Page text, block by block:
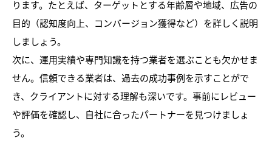
ります。たとえば、ターゲットとする年齢層や地域、広告の
目的（認知度向上、コンバージョン獲得など）を詳しく説明
しましょう。
次に、運用実績や専門知識を持つ業者を選ぶことも欠かせま
せん。信頼できる業者は、過去の成功事例を示すことがで
き、クライアントに対する理解も深いです。事前にレビュー
や評価を確認し、自社に合ったパートナーを見つけましょ
う。